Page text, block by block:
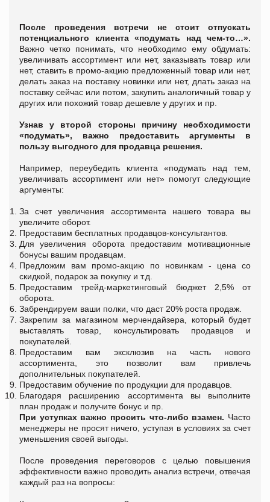
После проведения встречи не стоит отпускать
потенциального клиента «подумать над чем-то…».
Важно четко понимать, что необходимо ему обдумать:
увеличивать ассортимент или нет, заказывать товар или
нет​, ставить в промо-акцию предложенный товар или нет,
делать заказ на поставку новинки или нет, длать заказ на
поставку сейчас или потом, закупить аналогичный товар у
других или похожий товар дешевле у других и пр.
Узнав у второй стороны причину необходимости
«подумать», важно предоставить аргументы в
пользу выгодного для продавца решения.
Например, переубедить клиента «подумать над тем,
увеличивать ассортимент или нет» помогут следующие
аргументы:
За счет увеличения ассортимента нашего товара вы
увеличите оборот.
Предоставим бесплатных продавцов-консультантов.
Для увеличения оборота предоставим мотивационные
бонусы вашим продавцам.
Предложим вам промо-акцию по новинкам - цена со
скидкой, подарок за покупку и т.д.
Предоставим трейд-маркетинговый бюджет 2,5% от
оборота.
Забрендируем ваши полки, что даст 20% роста продаж.
Закрепим за магазином мерчендайзера, который будет
выставлять товар, консультировать продавцов и
покупателей.
Предоставим вам эксклюзив на часть нового
ассортимента, это позволит вам привлечь
дополнительных покупателей.
Предоставим обучение по продукции для продавцов.
Благодаря расширению ассортимента вы выполните
план продаж и получите бонус и пр.
При уступках важно просить что-либо взамен. Часто
менеджеры не просят ничего, уступая в условиях за счет
уменьшения своей выгоды.
После проведения переговоров с целью повышения
эффективности важно проводить анализ встречи, отвечая
каждый раз на вопросы: